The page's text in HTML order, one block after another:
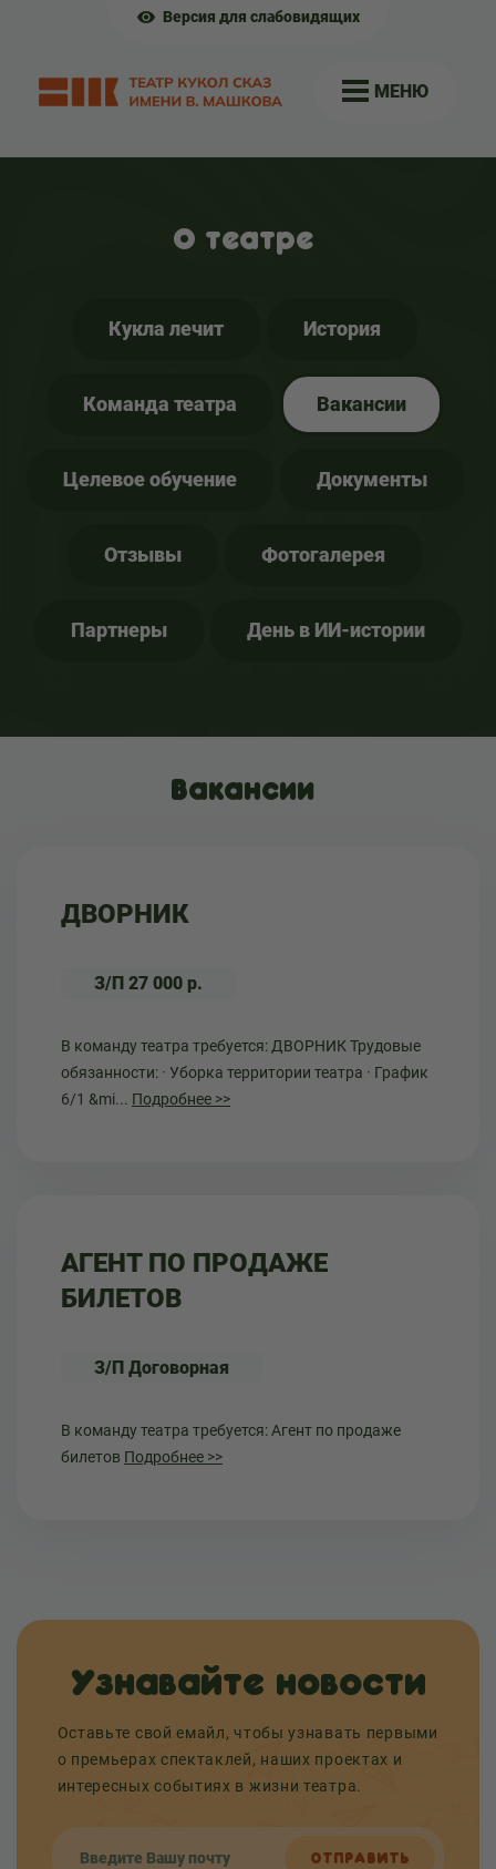
Версия для слабовидящих
МЕНЮ
О театре
Кукла лечит История
Команда театра Вакансии
Целевое обучение Документы
Отзывы Фотогалерея
Партнеры День в ИИ-истории
Вакансии
ДВОРНИК
З/П 27 000 р.
В команду театра требуется: ДВОРНИК Трудовые
обязанности: · Уборка территории театра · График
6/1 &mi... Подробнее >>
АГЕНТ ПО ПРОДАЖЕ
БИЛЕТОВ
З/П Договорная
В команду театра требуется: Агент по продаже
билетов Подробнее >>
Узнавайте новости
Оставьте свой емайл, чтобы узнавать первыми
о премьерах спектаклей, наших проектах и
интересных событиях в жизни театра.
ОТПРАВИТЬ